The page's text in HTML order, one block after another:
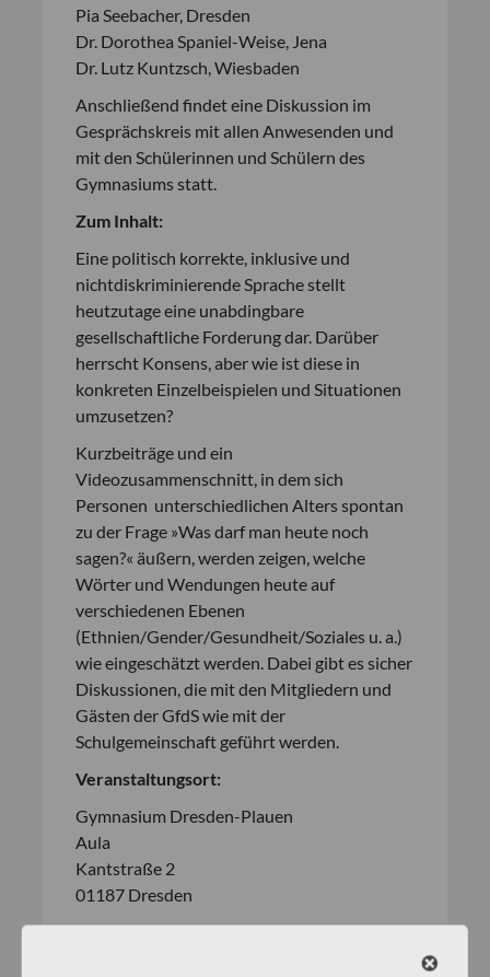
Pia Seebacher, Dresden
Dr. Dorothea Spaniel-Weise, Jena
Dr. Lutz Kuntzsch, Wiesbaden
Anschließend findet eine Diskussion im
Gesprächskreis mit allen Anwesenden und
mit den Schülerinnen und Schülern des
Gymnasiums statt.
Zum Inhalt:
Eine politisch korrekte, inklusive und
nichtdiskriminierende Sprache stellt
heutzutage eine unabdingbare
gesellschaftliche Forderung dar. Darüber
herrscht Konsens, aber wie ist diese in
konkreten Einzelbeispielen und Situationen
umzusetzen?
Kurzbeiträge und ein
Videozusammenschnitt, in dem sich
Personen unterschiedlichen Alters spontan
zu der Frage »Was darf man heute noch
sagen?« äußern, werden zeigen, welche
Wörter und Wendungen heute auf
verschiedenen Ebenen
(Ethnien/Gender/Gesundheit/Soziales u. a.)
wie eingeschätzt werden. Dabei gibt es sicher
Diskussionen, die mit den Mitgliedern und
Gästen der GfdS wie mit der
Schulgemeinschaft geführt werden.
Veranstaltungsort:
Gymnasium Dresden-Plauen
Aula
Kantstraße 2
01187 Dresden
Zweigvorsitzende: